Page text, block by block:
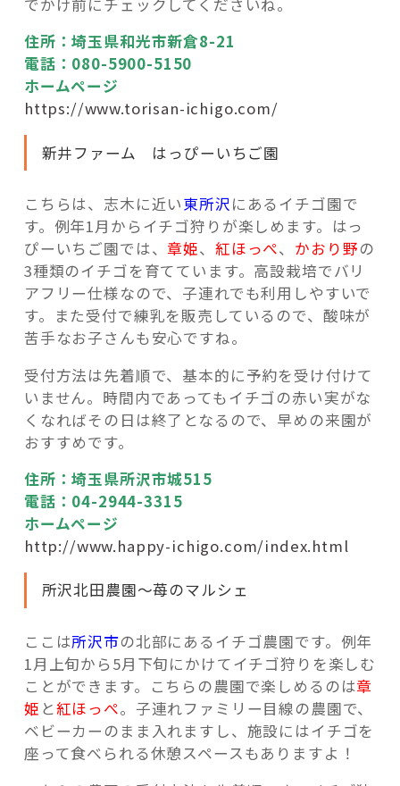
住所：埼玉県和光市新倉8-21
電話：080-5900-5150
ホームページ
https://www.torisan-ichigo.com/
新井ファーム はっぴーいちご園
こちらは、志木に近い東所沢にあるイチゴ園で
す。例年1月からイチゴ狩りが楽しめます。はっ
ぴーいちご園では、 章姫、 紅ほっぺ、 かおり野の
3種類のイチゴを育てています。高設栽培でバリ
アフリー仕様なので、子連れでも利用しやすいで
す。また受付で練乳を販売しているので、酸味が
苦手なお子さんも安心ですね。
受付方法は先着順で、基本的に予約を受け付けて
いません。時間内であってもイチゴの赤い実がな
くなればその日は終了となるので、早めの来園が
おすすめです。
住所：埼玉県所沢市城515
電話：04-2944-3315
ホームページ
http://www.happy-ichigo.com/index.html
所沢北田農園～苺のマルシェ
ここは所沢市の北部にあるイチゴ農園です。例年
1月上旬から5月下旬にかけてイチゴ狩りを楽しむ
ことができます。こちらの農園で楽しめるのは章
姫 と紅ほっぺ。子連れファミリー目線の農園で、
ベビーカーのまま入れますし、施設にはイチゴを
座って食べられる休憩スペースもありますよ！